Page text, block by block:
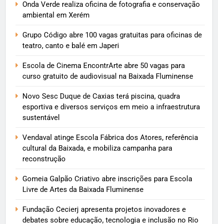
Onda Verde realiza oficina de fotografia e conservação
ambiental em Xerém
Grupo Código abre 100 vagas gratuitas para oficinas de
teatro, canto e balé em Japeri
Escola de Cinema EncontrArte abre 50 vagas para
curso gratuito de audiovisual na Baixada Fluminense
Novo Sesc Duque de Caxias terá piscina, quadra
esportiva e diversos serviços em meio a infraestrutura
sustentável
Vendaval atinge Escola Fábrica dos Atores, referência
cultural da Baixada, e mobiliza campanha para
reconstrução
Gomeia Galpão Criativo abre inscrições para Escola
Livre de Artes da Baixada Fluminense
Fundação Cecierj apresenta projetos inovadores e
debates sobre educação, tecnologia e inclusão no Rio